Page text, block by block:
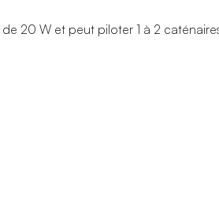
20 W et peut piloter 1 à 2